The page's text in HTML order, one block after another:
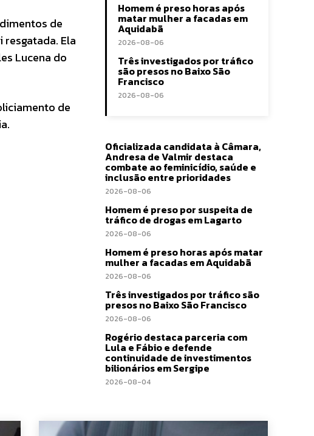
de
Ela
Lucena do
de
Homem é preso horas após
matar mulher a facadas em
Aquidabã
2026-08-06
Três investigados por tráfico
são presos no Baixo São
Francisco
2026-08-06
Oficializada candidata à Câmara,
Andresa de Valmir destaca
combate ao feminicídio, saúde e
inclusão entre prioridades
2026-08-06
Homem é preso por suspeita de
tráfico de drogas em Lagarto
2026-08-06
Homem é preso horas após matar
mulher a facadas em Aquidabã
2026-08-06
Três investigados por tráfico são
presos no Baixo São Francisco
2026-08-06
Rogério destaca parceria com
Lula e Fábio e defende
continuidade de investimentos
bilionários em Sergipe
2026-08-04